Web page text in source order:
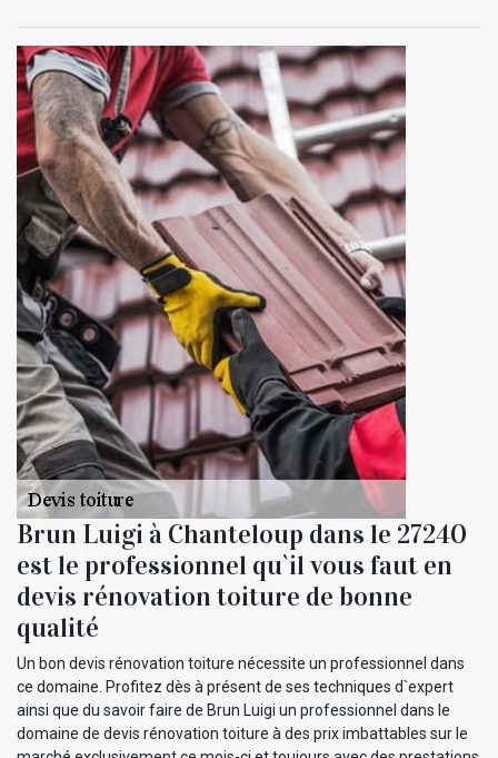
Brun Luigi à Chanteloup dans le 27240
est le professionnel qu`il vous faut en
devis rénovation toiture de bonne
qualité
Un bon devis rénovation toiture nécessite un professionnel dans
ce domaine. Profitez dès à présent de ses techniques d`expert
ainsi que du savoir faire de Brun Luigi un professionnel dans le
domaine de devis rénovation toiture à des prix imbattables sur le